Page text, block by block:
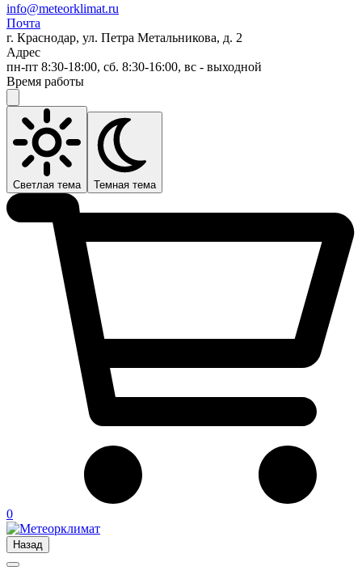
info@meteorklimat.ru
Почта
г. Краснодар, ул. Петра Метальникова, д. 2
Адрес
пн-пт 8:30-18:00, сб. 8:30-16:00, вс - выходной
Время работы
Светлая тема Темная тема
0
Назад